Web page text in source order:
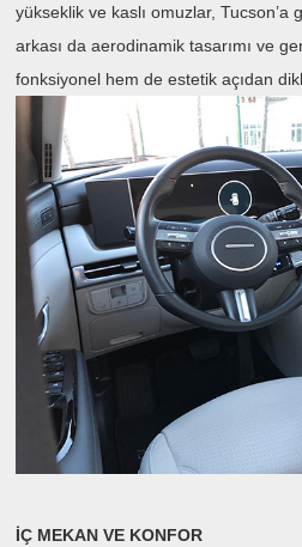
yükseklik ve kaslı omuzlar, Tucson’a
arkası da aerodinamik tasarımı ve
fonksiyonel hem de estetik açıdan
İÇ MEKAN VE KONFOR